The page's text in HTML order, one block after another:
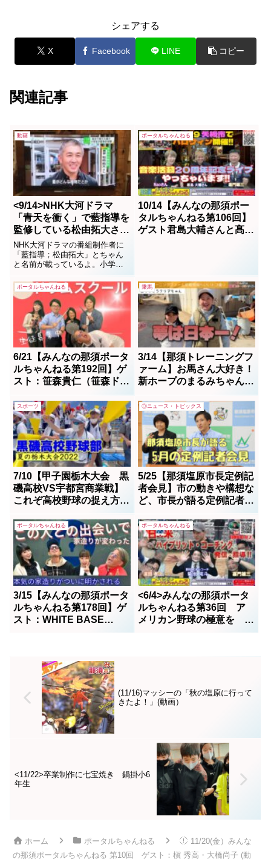
シェアする
X Facebook LINE コピー
関連記事
動画
<9/14>NHK大河ドラマ
「青天を衝く」で藍指導を
監修している松由拓大さん
の藍染め体験指導ニュース
をアップした。
NHK大河ドラマの番組制作者に
「藍指導；松由拓大」とちゃん
と名前が載っているよ。小学校
てこいの教材。春先に種を蒔
き、9月には収穫を迎える。その
用途は広く、特に藍染めは主た
る体験だ。持続性の高い学習だ
けに一回覚えれば毎年この授業
が可能。先生達の挑戦を望む...
ポータルちゃんねる
10/14【みんなの那須ポー
タルちゃんねる第106回】
ゲスト君島大輔さんと髙瀬
ポータルちゃんねる
6/21【みんなの那須ポータ
ルちゃんねる第192回】ゲ
スト：笹森貴仁（笹森ドラ
(八木澤玲玖)＆ボス(高久典
朗)
乗馬
3/14【那須トレーニングフ
ァーム】お馬さん大好き！
新ホープのまるみちゃんと
くるみちゃん！そしてあり
がとうクリアちゃん
スポーツ
7/10【甲子園栃木大会 黒
磯高校VS宇都宮商業戦】
これぞ高校野球の捉え方、
見方です。取材の目の付け
所をご覧ください；制作者
「トッシー」
◎ニュース・トピックス
5/25【那須塩原市長定例記
者会見】市の動きや構想な
ど、市長が語る定例記者会
ポータルちゃんねる
3/15【みんなの那須ポータ
ルちゃんねる第178回】ゲ
スト：WHITE BASE
ポータルちゃんねる
<6/4>みんなの那須ポータ
ルちゃんねる第36回 ア
メリカン野球の極意を プ
ロコーチング菊池拓斗（野
(11/16)マッシーの「秋の塩原に行って
きたよ！」(動画）
<11/22>卒業制作に七宝焼き 鍋掛小6
年生
ホーム ポータルちゃんねる
11/20(金）みんな
の那須ポータルちゃんねる 第10回 ゲスト：槇 秀高・大橋尚子 (動